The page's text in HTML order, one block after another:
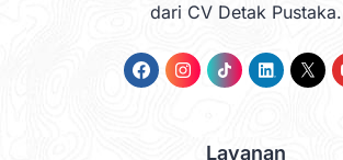
dari CV Detak Pustaka.
Layanan